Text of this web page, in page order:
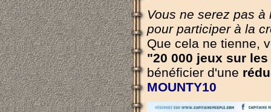
Vous ne serez pas
pour participer à la
Que cela ne tienne,
"20 000 jeux sur
bénéficier d'une
MOUNTY10